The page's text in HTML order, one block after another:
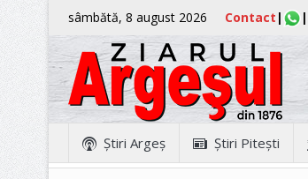
sâmbătă, 8 august 2026 Contact | |
Ştiri Argeş Ştiri Piteşti